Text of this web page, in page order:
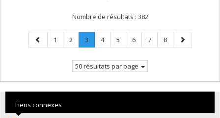
Nombre de résultats : 382
Page
précédente
Page
1 Page
2 Page
3.
Page
Page
4 Page
5 Page
6 Page
7 Page
8
Page
suivante
50 résultats par page
Liens connexes